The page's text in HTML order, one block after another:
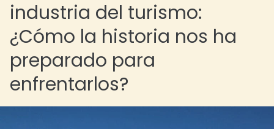
industria del turismo:
¿Cómo la historia nos ha
preparado para
enfrentarlos?